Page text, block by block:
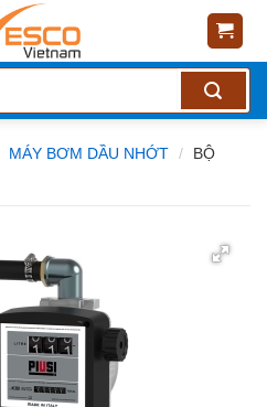
MÁY BƠM DẦU NHỚT /
BỘ